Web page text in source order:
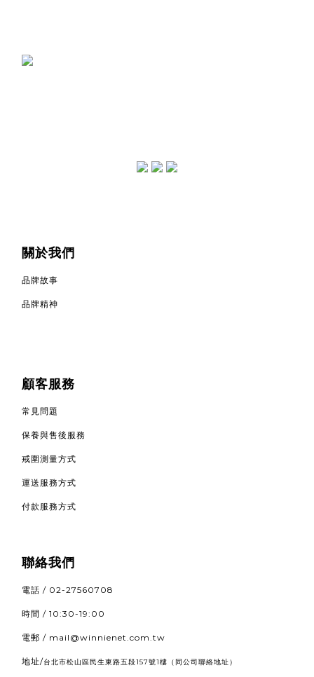
關於我們
品牌故事
品牌精神
顧客服務
常見問題
保養與售後服務
戒圍測量方式
運送服務方式
付款服務方式
聯絡我們
電話 / 02-27560708
時間 / 10:30-19:00
電郵 / mail@winnienet.com.tw
地址/台北市松山區民生東路五段157號1樓 （同公司聯絡地址）